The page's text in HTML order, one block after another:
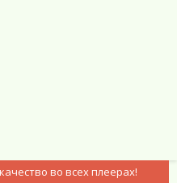
во всех плеерах!